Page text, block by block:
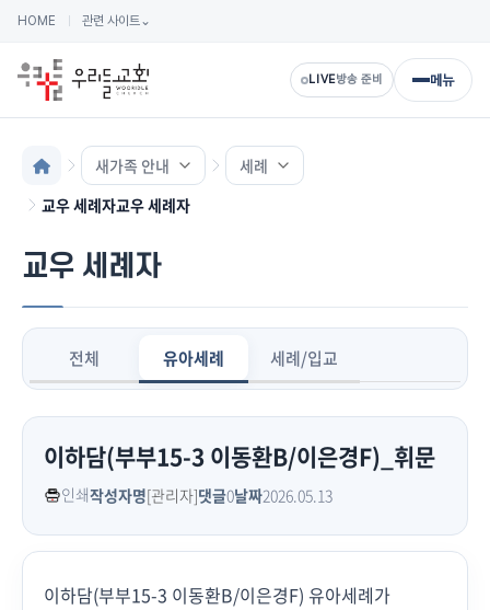
HOME 관련 사이트⌄
LIVE방송 준비 메뉴
새가족 안내
세례
교우 세례자교우 세례자
교우 세례자
전체 유아세례 세례/입교
이하담(부부15-3 이동환B/이은경F)_휘문
인쇄작성자명[관리자]댓글0날짜2026.05.13
이하담(부부15-3 이동환B/이은경F) 유아세례가